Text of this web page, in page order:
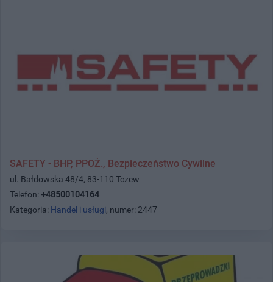
SAFETY - BHP, PPOŻ., Bezpieczeństwo Cywilne
ul. Bałdowska 48/4, 83-110 Tczew
Telefon: +48500104164
Kategoria: Handel i usługi, numer: 2447